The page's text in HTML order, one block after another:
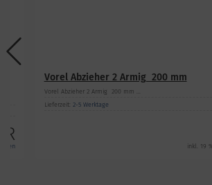
Vorel Abzieher 2 Armig 200 mm
Vorel Abzieher 2 Armig 200 mm ...
Lieferzeit: 2-5 Werktage
inkl. 19 %